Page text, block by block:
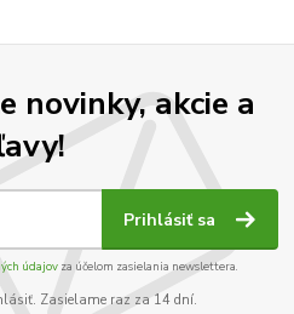
novinky, akcie a
Prihlásiť sa
údajov za účelom zasielania newslettera.
Zasielame raz za 14 dní.